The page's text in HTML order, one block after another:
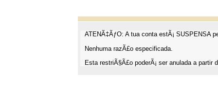
ATENÃ‡ÃƒO: A tua conta estÃ¡ SUSPENSA
Nenhuma razÃ£o especificada.
Esta restriÃ§Ã£o poderÃ¡ ser anulada a partir